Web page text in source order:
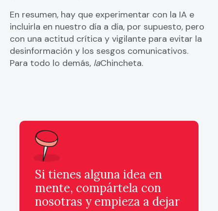
En resumen, hay que experimentar con la IA e
incluirla en nuestro día a día, por supuesto, pero
con una actitud crítica y vigilante para evitar la
desinformación y los sesgos comunicativos.
Para todo lo demás, laChincheta.
Si tienes alguna idea en
mente, compártela con
nosotras y empieza a dejar